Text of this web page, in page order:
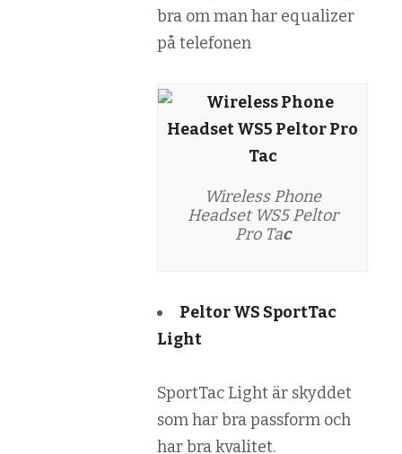
bra om man har equalizer
på telefonen
Wireless Phone
Headset WS5 Peltor
Pro Tac
Peltor WS SportTac
Light
SportTac Light är skyddet
som har bra passform och
har bra kvalitet.